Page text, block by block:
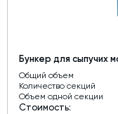
Бункер для сыпучих
Общий объем
Количество секций
Объем одной секции
Стоимость: